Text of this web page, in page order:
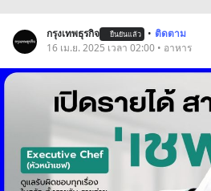
กรุงเทพธุรกิจ ยืนยันแล้ว • ติดตาม
16 เม.ย. 2025 เวลา 02:00 • อาหาร